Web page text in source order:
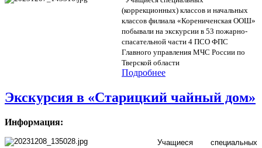
(коррекционных) классов и начальных
классов филиала «Корениченская ООШ»
побывали на экскурсии в 53 пожарно-
спасательной части 4 ПСО ФПС
Главного управления МЧС России по
Тверской области
Подробнее
Экскурсия в «Старицкий чайный дом»
Информация:
Учащиеся специальных